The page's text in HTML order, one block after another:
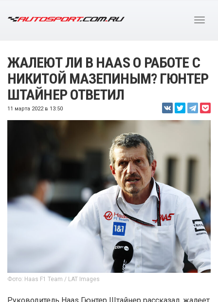
ЖАЛЕЮТ ЛИ В HAAS О РАБОТЕ С
НИКИТОЙ МАЗЕПИНЫМ? ГЮНТЕР
ШТАЙНЕР ОТВЕТИЛ
11 марта 2022 в 13:50
Фото: Haas F1 Team / LAT Images
Руководитель Haas Гюнтер Штайнер рассказал, жалеет